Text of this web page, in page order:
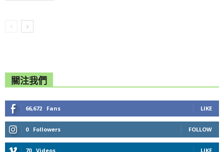
關注我們
66,672 Fans LIKE
0 Followers FOLLOW
70 Videos LIKE